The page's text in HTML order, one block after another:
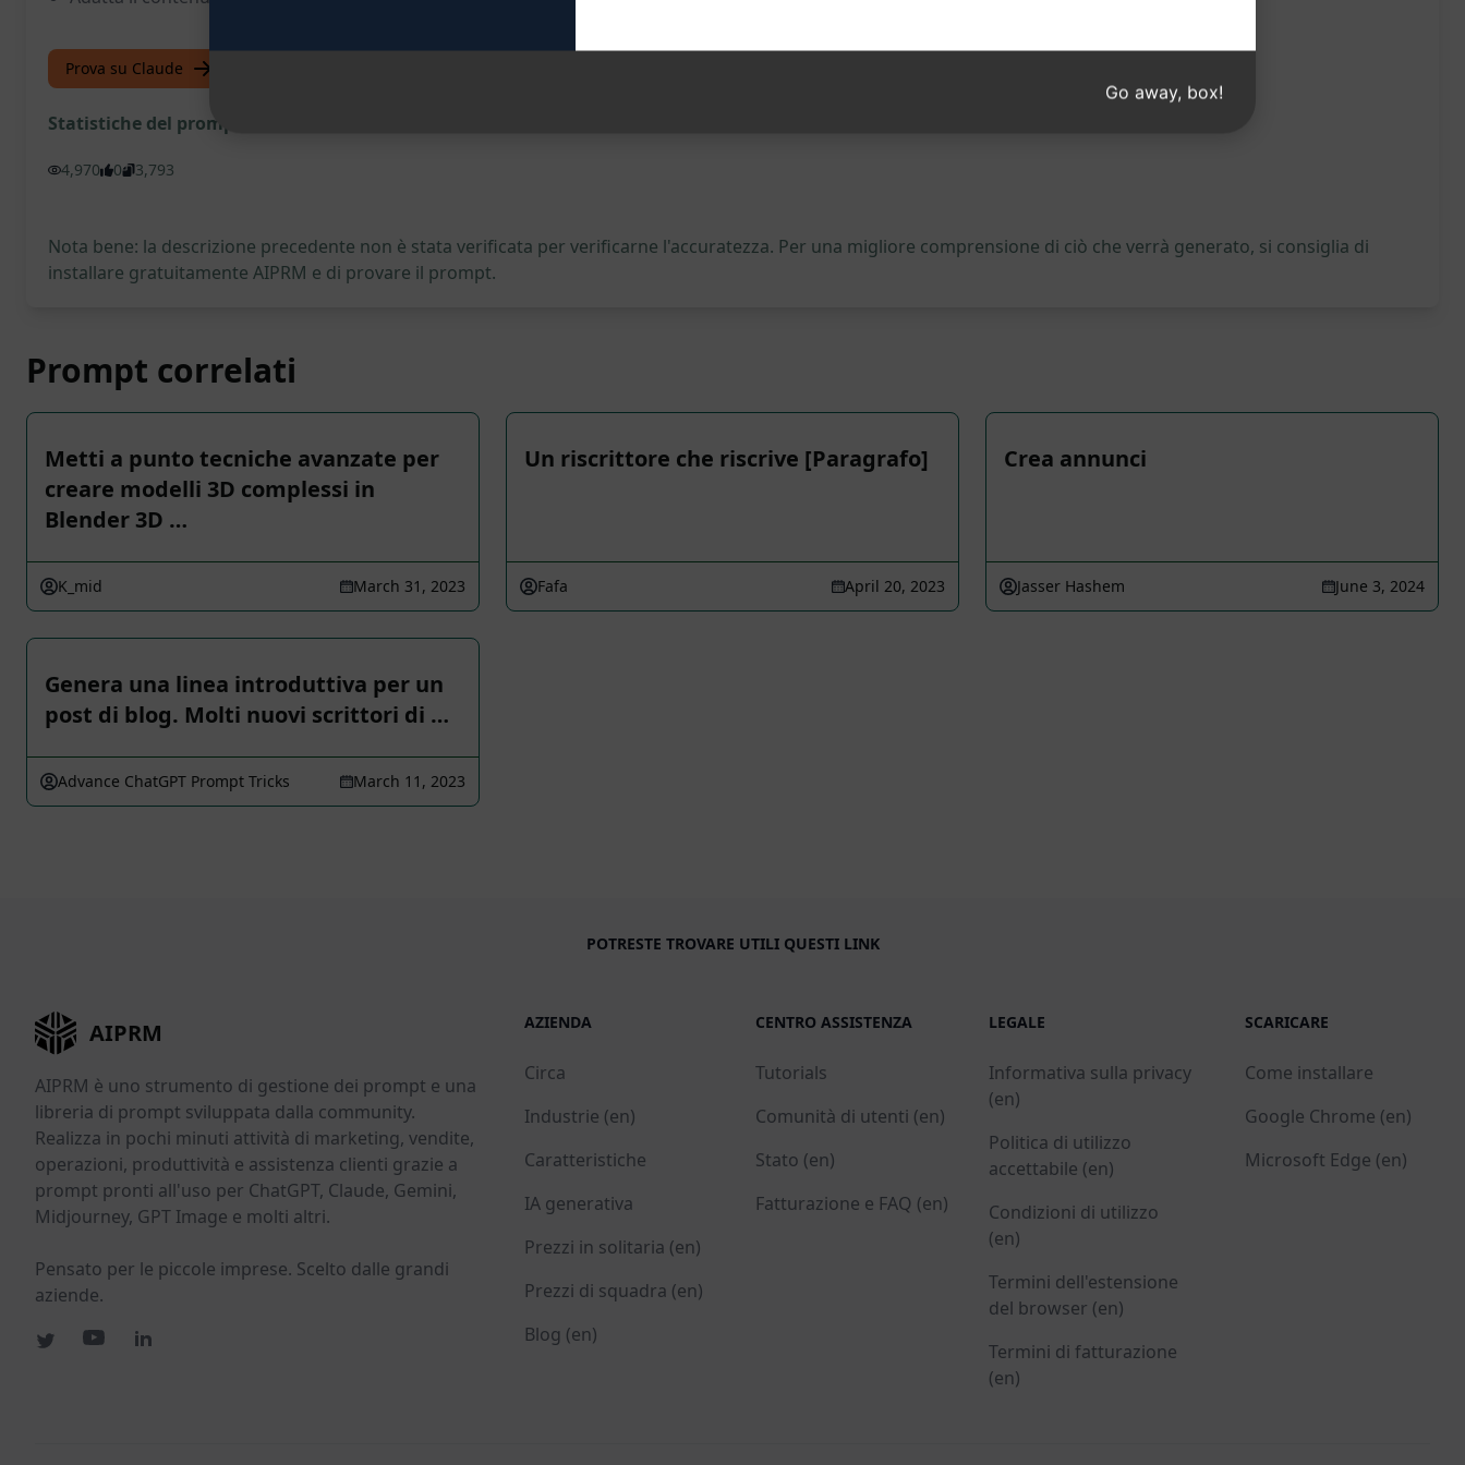
Prova su Claude
Statistiche del prompt
4,970 0 3,793
Nota bene: la descrizione precedente non è stata verificata per verificarne l'accuratezza. Per una migliore comprensione di ciò che verrà generato, si consiglia di
installare gratuitamente AIPRM e di provare il prompt.
Prompt correlati
Metti a punto tecniche avanzate per
creare modelli 3D complessi in
Blender 3D …
K_mid March 31, 2023
Un riscrittore che riscrive [Paragrafo]
Fafa April 20, 2023
Crea annunci
Jasser Hashem June 3, 2024
Genera una linea introduttiva per un
post di blog. Molti nuovi scrittori di …
Advance ChatGPT Prompt Tricks March 11, 2023
POTRESTE TROVARE UTILI QUESTI LINK
AIPRM
AIPRM è uno strumento di gestione dei prompt e una
libreria di prompt sviluppata dalla community.
Realizza in pochi minuti attività di marketing, vendite,
operazioni, produttività e assistenza clienti grazie a
prompt pronti all'uso per ChatGPT, Claude, Gemini,
Midjourney, GPT Image e molti altri.
Pensato per le piccole imprese. Scelto dalle grandi
aziende.
AZIENDA
Circa
Industrie (en)
Caratteristiche
IA generativa
Prezzi in solitaria (en)
Prezzi di squadra (en)
Blog (en)
CENTRO ASSISTENZA
Tutorials
Comunità di utenti (en)
Stato (en)
Fatturazione e FAQ (en)
LEGALE
Informativa sulla privacy
(en)
Politica di utilizzo
accettabile (en)
Condizioni di utilizzo
(en)
Termini dell'estensione
del browser (en)
Termini di fatturazione
(en)
SCARICARE
Come installare
Google Chrome (en)
Microsoft Edge (en)
Go away, box!